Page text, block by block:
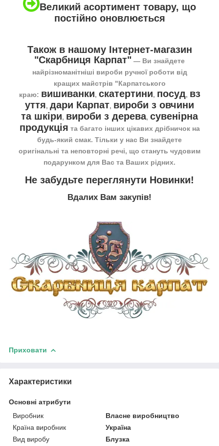
Великий асортимент товару, що
постійно оновлюється
Також в нашому Інтернет-магазин
"Скарбниця Карпат" ― Ви знайдете
найрізноманітніші вироби ручної роботи від
кращих майстрів "Карпатського
краю: вишиванки, скатертини, посуд, вз
уття, дари Карпат, вироби з овчини
та шкіри, вироби з дерева, сувенірна
продукція та багато інших цікавих дрібничок на
будь-який смак. Тільки у нас Ви знайдете
оригінальні та неповторні речі, що стануть чудовим
подарунком для Вас та Ваших рідних.
Не забудьте переглянути Новинки!
Вдалих Вам закупів!
Приховати
Характеристики
Основні атрибути
Виробник
Власне виробництво
Країна виробник
Україна
Вид виробу
Блузка